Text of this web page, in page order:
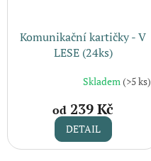
Komunikační kartičky - V
LESE (24ks)
Skladem(>5 ks)
od 239 Kč
DETAIL